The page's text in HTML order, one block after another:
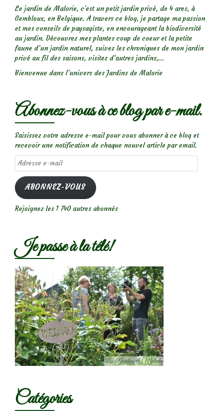
Le jardin de Malorie, c'est un petit jardin privé, de 4 ares, à
Gembloux, en Belgique. A travers ce blog, je partage ma passion
et mes conseils de paysagiste, en encourageant la biodiversité
au jardin. Découvrez mes plantes coup de coeur et la petite
faune d’un jardin naturel, suivez les chroniques de mon jardin
privé au fil des saisons, visitez d’autres jardins,...
Bienvenue dans l’univers des Jardins de Malorie
Abonnez-vous à ce blog par e-mail.
Saisissez votre adresse e-mail pour vous abonner à ce blog et
recevoir une notification de chaque nouvel article par email.
Adresse
e-
mail
ABONNEZ-VOUS
Rejoignez les 1 740 autres abonnés
Je passe à la télé!
Catégories